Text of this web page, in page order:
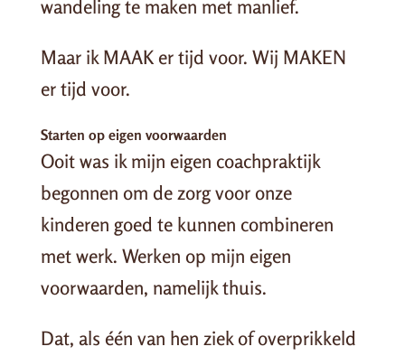
wandeling te maken met manlief.
Maar ik MAAK er tijd voor. Wij MAKEN
er tijd voor.
Starten op eigen voorwaarden
Ooit was ik mijn eigen coachpraktijk
begonnen om de zorg voor onze
kinderen goed te kunnen combineren
met werk. Werken op mijn eigen
voorwaarden, namelijk thuis.
Dat, als één van hen ziek of overprikkeld